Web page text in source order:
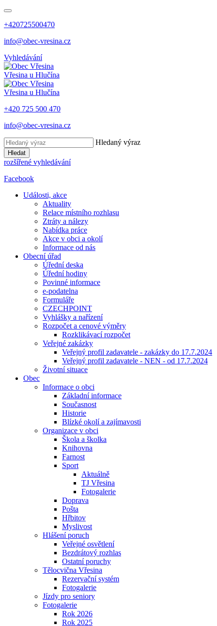
+420725500470
info@obec-vresina.cz
Vyhledávání
Vřesina u Hlučína
Vřesina u Hlučína
+420 725 500 470
info@obec-vresina.cz
Hledaný výraz
Hledat
rozšířené vyhledávání
Facebook
Události, akce
Aktuality
Relace místního rozhlasu
Ztráty a nálezy
Nabídka práce
Akce v obci a okolí
Informace od nás
Obecní úřad
Úřední deska
Úřední hodiny
Povinné informace
e-podatelna
Formuláře
CZECHPOINT
Vyhlášky a nařízení
Rozpočet a cenové výměry
Rozklikávací rozpočet
Veřejné zakázky
Veřejný profil zadavatele - zakázky do 17.7.2024
Veřejný profil zadavatele - NEN - od 17.7.2024
Životní situace
Obec
Informace o obci
Základní informace
Současnost
Historie
Blízké okolí a zajímavosti
Organizace v obci
Škola a školka
Knihovna
Farnost
Sport
Aktuálně
TJ Vřesina
Fotogalerie
Doprava
Pošta
Hřbitov
Myslivost
Hlášení poruch
Veřejné osvětlení
Bezdrátový rozhlas
Ostatní poruchy
Tělocvična Vřesina
Rezervační systém
Fotogalerie
Jízdy pro seniory
Fotogalerie
Rok 2026
Rok 2025